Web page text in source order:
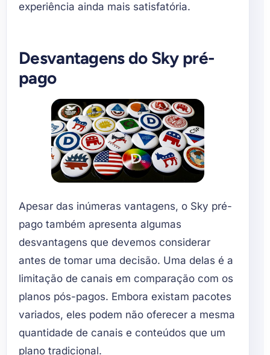
experiência ainda mais satisfatória.
Desvantagens do Sky pré-
pago
Apesar das inúmeras vantagens, o Sky pré-
pago também apresenta algumas
desvantagens que devemos considerar
antes de tomar uma decisão. Uma delas é a
limitação de canais em comparação com os
planos pós-pagos. Embora existam pacotes
variados, eles podem não oferecer a mesma
quantidade de canais e conteúdos que um
plano tradicional.